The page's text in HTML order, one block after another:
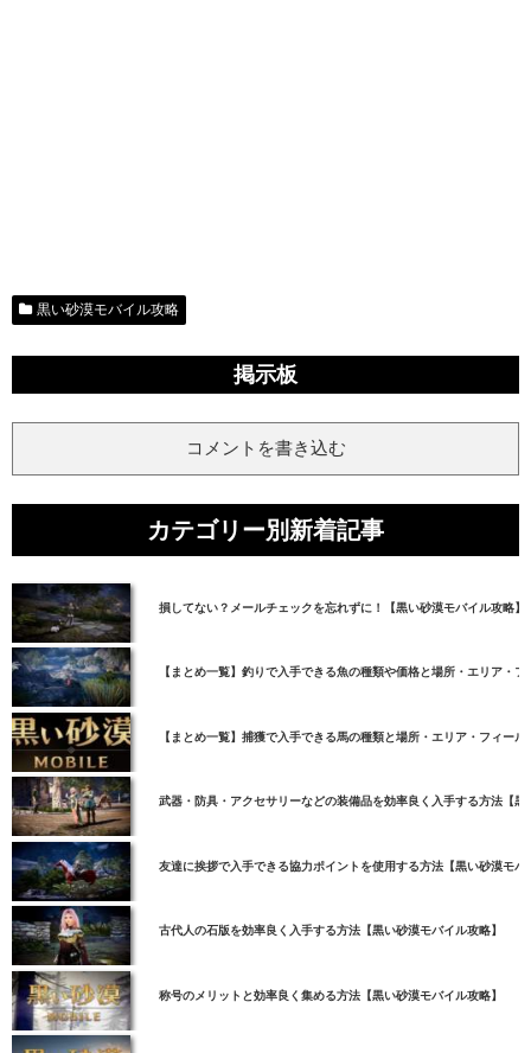
黒い砂漠モバイル攻略
掲示板
コメントを書き込む
カテゴリー別新着記事
損してない？メールチェックを忘れずに！【黒い砂漠モバイル攻略】
【まとめ一覧】釣りで入手できる魚の種類や価格と場所・エリア・
【まとめ一覧】捕獲で入手できる馬の種類と場所・エリア・フィー
武器・防具・アクセサリーなどの装備品を効率良く入手する方法【黒
友達に挨拶で入手できる協力ポイントを使用する方法【黒い砂漠モバ
古代人の石版を効率良く入手する方法【黒い砂漠モバイル攻略】
称号のメリットと効率良く集める方法【黒い砂漠モバイル攻略】